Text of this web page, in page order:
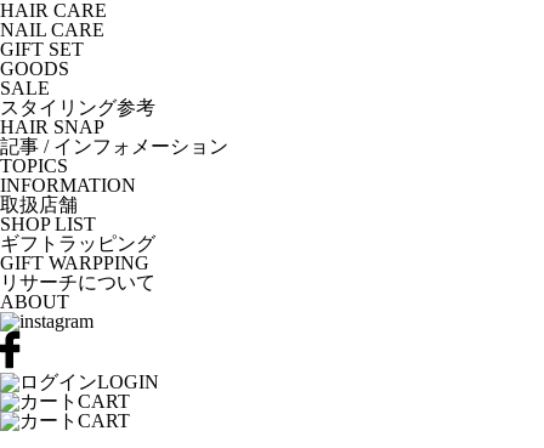
HAIR CARE
NAIL CARE
GIFT SET
GOODS
SALE
スタイリング参考
HAIR SNAP
記事 / インフォメーション
TOPICS
INFORMATION
取扱店舗
SHOP LIST
ギフトラッピング
GIFT WARPPING
リサーチについて
ABOUT
LOGIN
CART
CART